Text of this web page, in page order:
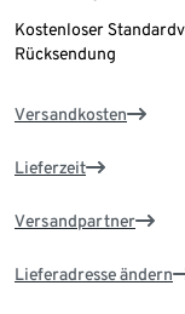
Kostenloser
Rücksendung
Versandkosten
Lieferzeit
Versandpartner
Lieferadresse ändern